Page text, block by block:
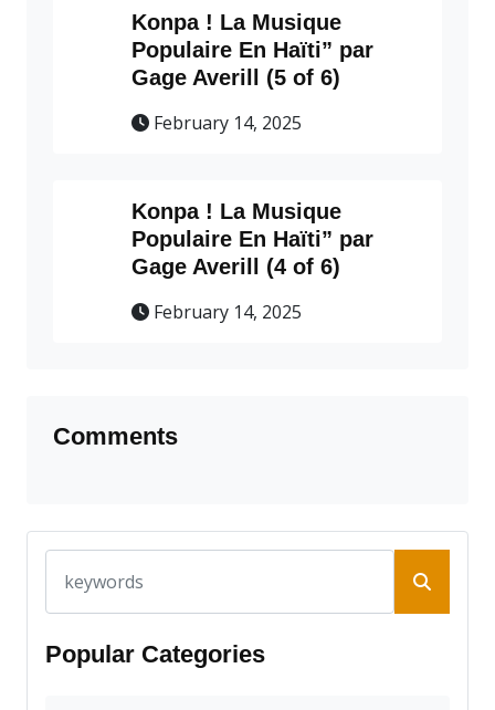
Konpa ! La Musique
Populaire En Haïti” par
Gage Averill (5 of 6)
February 14, 2025
Konpa ! La Musique
Populaire En Haïti” par
Gage Averill (4 of 6)
February 14, 2025
Comments
Popular Categories